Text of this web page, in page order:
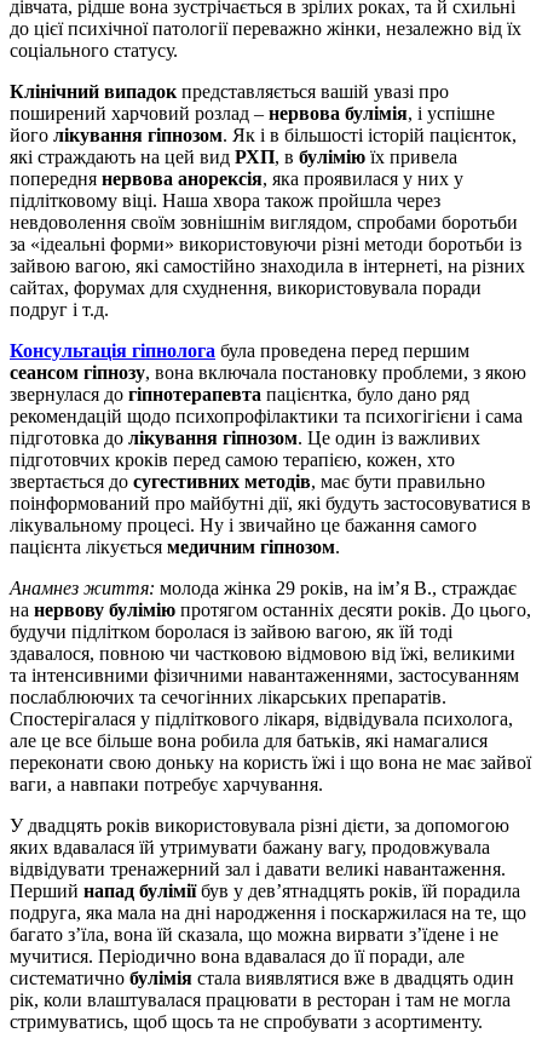
дівчата, рідше вона зустрічається в зрілих роках, та й схильні
до цієї психічної патології переважно жінки, незалежно від їх
соціального статусу.
Клінічний випадок представляється вашій увазі про
поширений харчовий розлад – нервова булімія, і успішне
його лікування гіпнозом. Як і в більшості історій пацієнток,
які страждають на цей вид РХП, в булімію їх привела
попередня нервова анорексія, яка проявилася у них у
підлітковому віці. Наша хвора також пройшла через
невдоволення своїм зовнішнім виглядом, спробами боротьби
за «ідеальні форми» використовуючи різні методи боротьби із
зайвою вагою, які самостійно знаходила в інтернеті, на різних
сайтах, форумах для схуднення, використовувала поради
подруг і т.д.
Консультація гіпнолога була проведена перед першим
сеансом гіпнозу, вона включала постановку проблеми, з якою
звернулася до гіпнотерапевта пацієнтка, було дано ряд
рекомендацій щодо психопрофілактики та психогігієни і сама
підготовка до лікування гіпнозом. Це один із важливих
підготовчих кроків перед самою терапією, кожен, хто
звертається до сугестивних методів, має бути правильно
поінформований про майбутні дії, які будуть застосовуватися в
лікувальному процесі. Ну і звичайно це бажання самого
пацієнта лікується медичним гіпнозом.
Анамнез життя: молода жінка 29 років, на ім’я В., страждає
на нервову булімію протягом останніх десяти років. До цього,
будучи підлітком боролася із зайвою вагою, як їй тоді
здавалося, повною чи частковою відмовою від їжі, великими
та інтенсивними фізичними навантаженнями, застосуванням
послаблюючих та сечогінних лікарських препаратів.
Спостерігалася у підліткового лікаря, відвідувала психолога,
але це все більше вона робила для батьків, які намагалися
переконати свою доньку на користь їжі і що вона не має зайвої
ваги, а навпаки потребує харчування.
У двадцять років використовувала різні дієти, за допомогою
яких вдавалася їй утримувати бажану вагу, продовжувала
відвідувати тренажерний зал і давати великі навантаження.
Перший напад буліміїбув у дев’ятнадцять років, їй порадила
подруга, яка мала на дні народження і поскаржилася на те, що
багато з’їла, вона їй сказала, що можна вирвати з’їдене і не
мучитися. Періодично вона вдавалася до її поради, але
систематично булімія стала виявлятися вже в двадцять один
рік, коли влаштувалася працювати в ресторан і там не могла
стримуватись, щоб щось та не спробувати з асортименту.